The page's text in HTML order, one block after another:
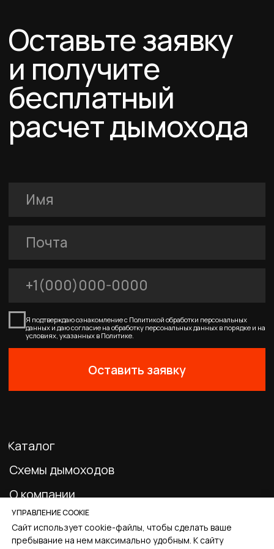
УПРАВЛЕНИЕ COOKIE
Сайт использует cookie-файлы, чтобы сделать ваше
пребывание на нем максимально удобным. К cайту